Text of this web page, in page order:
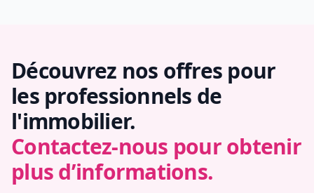
Découvrez nos offres pour
les professionnels de
l'immobilier.
Contactez-nous pour obtenir
plus d’informations.